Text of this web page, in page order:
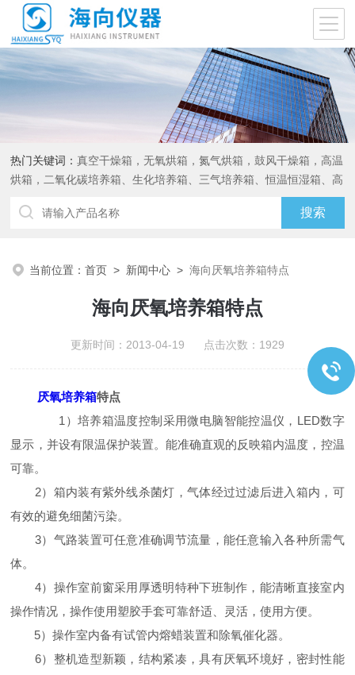
热门关键词：真空干燥箱，无氧烘箱，氮气烘箱，鼓风干燥箱，高温
烘箱，二氧化碳培养箱、生化培养箱、三气培养箱、恒温恒湿箱、高
当前位置：首页 > 新闻中心 >海向厌氧培养箱特点
海向厌氧培养箱特点
更新时间：2013-04-19 点击次数：1929
厌氧培养箱特点
1 ）培养箱温度控制采用微电脑智能控温仪， LED数字
显示，并设有限温保护装置。能准确直观的反映箱内温度，控温
可靠。
2）箱内装有紫外线杀菌灯，气体经过过滤后进入箱内，可
有效的避免细菌污染。
3）气路装置可任意准确调节流量，能任意输入各种所需气
体。
4）操作室前窗采用厚透明特种下班制作，能清晰直接室内
操作情况，操作使用塑胶手套可靠舒适、灵活，使用方便。
5）操作室内备有试管内熔蜡装置和除氧催化器。
6）整机造型新颖，结构紧凑，具有厌氧环境好，密封性能